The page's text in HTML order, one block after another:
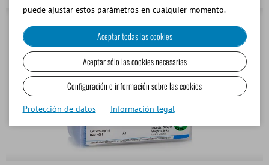
puede ajustar estos parámetros en cualquier momento.
Aceptar todas las cookies
Aceptar sólo las cookies necesarias
Configuración e información sobre las cookies
Protección de datos Información legal